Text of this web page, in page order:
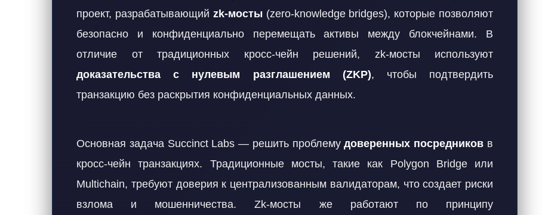
проект, разрабатывающий zk-мосты(zero-knowledge bridges), которые позволяют
безопасно и конфиденциально перемещать активы между блокчейнами. В
отличие от традиционных кросс-чейн решений, zk-мосты используют
доказательства с нулевым разглашением (ZKP), чтобы подтвердить
транзакцию без раскрытия конфиденциальных данных.
Основная задача Succinct Labs — решить проблемудоверенных посредников в
кросс-чейн транзакциях. Традиционные мосты, такие как Polygon Bridge или
Multichain, требуют доверия к централизованным валидаторам, что создает риски
взлома и мошенничества. Zk-мосты же работают по принципу